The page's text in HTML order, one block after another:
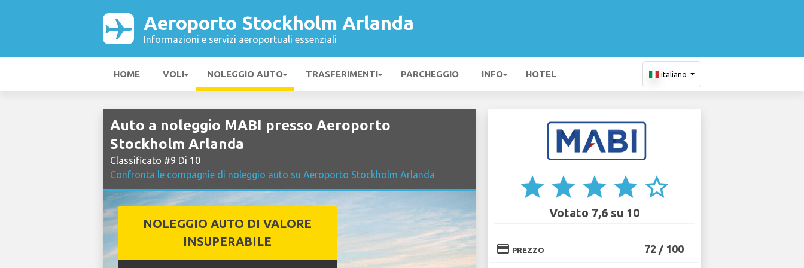
Aeroporto Stockholm Arlanda
Informazioni e servizi aeroportuali essenziali
HOME VOLI NOLEGGIO AUTO TRASFERIMENTI PARCHEGGIO INFO HOTEL italiano
Auto a noleggio MABI presso Aeroporto
Stockholm Arlanda
Classificato #9 Di 10
Confronta le compagnie di noleggio auto su Aeroporto Stockholm Arlanda
NOLEGGIO AUTO DI VALORE
INSUPERABILE
star star star star star_border
Votato 7,6 su 10
credit_card PREZZO 72 / 100